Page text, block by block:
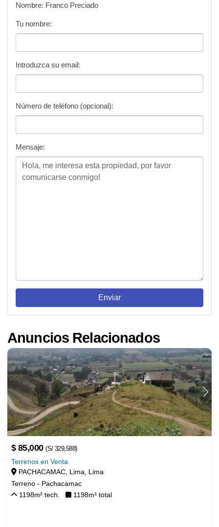
Nombre: Franco Preciado
Tu nombre:
Introduzca su email:
Número de teléfono (opcional):
Mensaje:
Enviar
Anuncios Relacionados
Terrenos en Venta
PACHACAMAC, Lima, Lima
Terreno - Pachacamac
1198m² tech. 1198m² total